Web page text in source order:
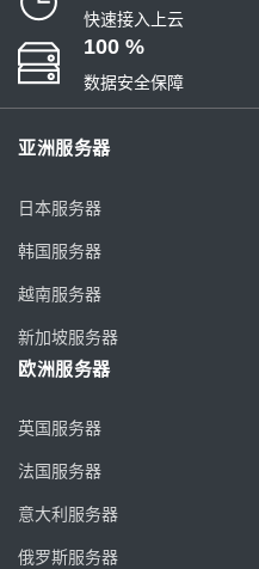
快速接入上云
100 %
数据安全保障
亚洲服务器
日本服务器
韩国服务器
越南服务器
新加坡服务器
欧洲服务器
英国服务器
法国服务器
意大利服务器
俄罗斯服务器